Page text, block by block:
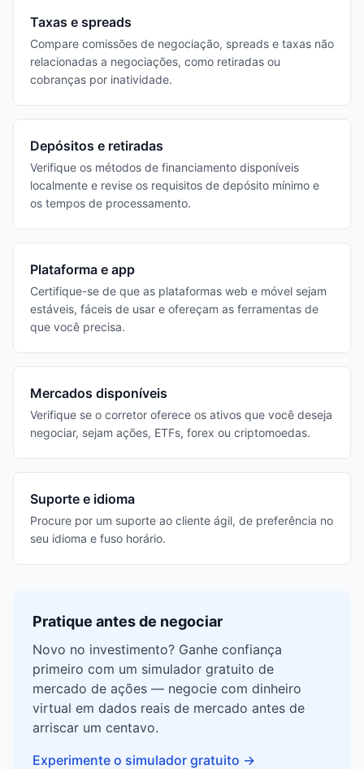
Taxas e spreads
Compare comissões de negociação, spreads e taxas não
relacionadas a negociações, como retiradas ou
cobranças por inatividade.
Depósitos e retiradas
Verifique os métodos de financiamento disponíveis
localmente e revise os requisitos de depósito mínimo e
os tempos de processamento.
Plataforma e app
Certifique-se de que as plataformas web e móvel sejam
estáveis, fáceis de usar e ofereçam as ferramentas de
que você precisa.
Mercados disponíveis
Verifique se o corretor oferece os ativos que você deseja
negociar, sejam ações, ETFs, forex ou criptomoedas.
Suporte e idioma
Procure por um suporte ao cliente ágil, de preferência no
seu idioma e fuso horário.
Pratique antes de negociar
Novo no investimento? Ganhe confiança
primeiro com um simulador gratuito de
mercado de ações — negocie com dinheiro
virtual em dados reais de mercado antes de
arriscar um centavo.
Experimente o simulador gratuito →